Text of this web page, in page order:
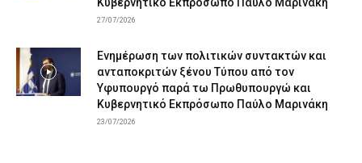
Κυβερνητικό Εκπρόσωπο Παύλο Μαρινάκη
27/07/2026
Ενημέρωση των πολιτικών συντακτών και
ανταποκριτών ξένου Τύπου από τον
Υφυπουργό παρά τω Πρωθυπουργώ και
Κυβερνητικό Εκπρόσωπο Παύλο Μαρινάκη
23/07/2026